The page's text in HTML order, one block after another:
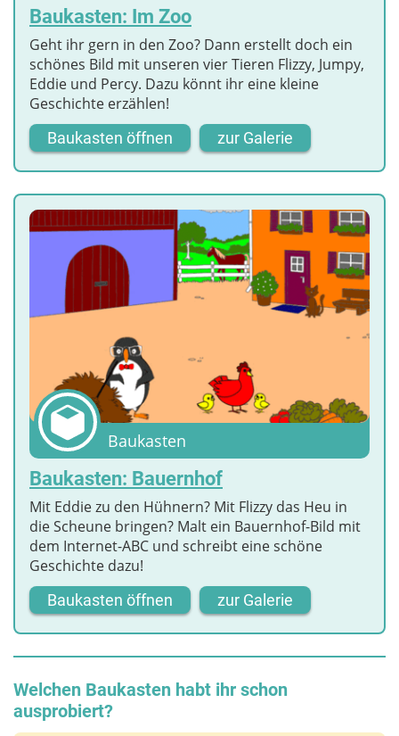
Baukasten: Im Zoo
Geht ihr gern in den Zoo? Dann erstellt doch ein
schönes Bild mit unseren vier Tieren Flizzy, Jumpy,
Eddie und Percy. Dazu könnt ihr eine kleine
Geschichte erzählen!
Baukasten öffnen zur Galerie
Baukasten
Baukasten: Bauernhof
Mit Eddie zu den Hühnern? Mit Flizzy das Heu in
die Scheune bringen? Malt ein Bauernhof-Bild mit
dem Internet-ABC und schreibt eine schöne
Geschichte dazu!
Baukasten öffnen zur Galerie
Welchen Baukasten habt ihr schon
ausprobiert?